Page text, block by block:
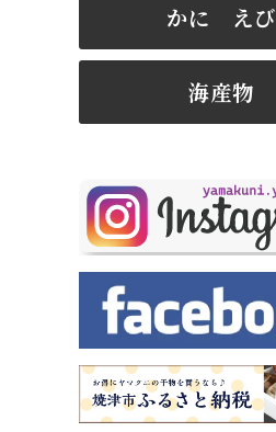
かに えび
海産物